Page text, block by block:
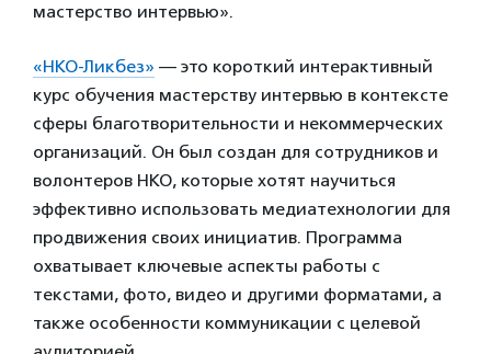
мастерство интервью».
«НКО-Ликбез» — это короткий интерактивный
курс обучения мастерству интервью в контексте
сферы благотворительности и некоммерческих
организаций. Он был создан для сотрудников и
волонтеров НКО, которые хотят научиться
эффективно использовать медиатехнологии для
продвижения своих инициатив. Программа
охватывает ключевые аспекты работы с
текстами, фото, видео и другими форматами, а
также особенности коммуникации с целевой